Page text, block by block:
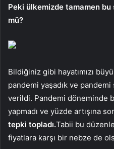
Peki ülkemizde tamamen
mü?
Bildiğiniz gibi hayatımızı
pandemi yaşadık ve pandemi
verildi. Pandemi döneminde
yapmadı ve yüzde artışına
tepki topladı.Tabii bu
fiyatlara karşı bir nebze de